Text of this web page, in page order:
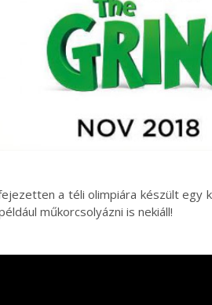
a téli olimpiára készült egy
műkorcsolyázni is nekiáll!